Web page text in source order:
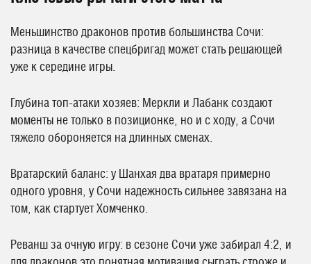
Меньшинство драконов против большинства Сочи:
разница в качестве спецбригад может стать решающей
уже к середине игры.
Глубина топ-атаки хозяев: Меркли и Лабанк создают
моменты не только в позиционке, но и с ходу, а Сочи
тяжело обороняется на длинных сменах.
Вратарский баланс: у Шанхая два вратаря примерно
одного уровня, у Сочи надежность сильнее завязана на
том, как стартует Хомченко.
Реванш за очную игру: в сезоне Сочи уже забирал 4:2, и